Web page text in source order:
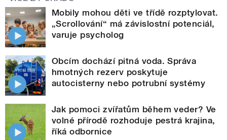
Mobily mohou děti ve třídě rozptylovat.
„Scrollování“ má závislostní potenciál,
varuje psycholog
Obcím dochází pitná voda. Správa
hmotných rezerv poskytuje
autocisterny nebo potrubní systémy
Jak pomoci zvířatům během veder? Ve
volné přírodě rozhoduje pestrá krajina,
říká odbornice